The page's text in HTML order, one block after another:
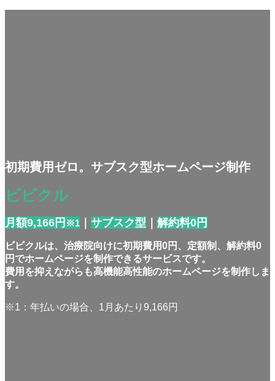
初期費用ゼロ。サブスク型ホームページ制作
ビビクル
月額9,166円 ※1 サブスク型 解約料0円
ビビクルは、治療院向けに初期費用0円、定額制、解約料0
円でホームページを制作できるサービスです。
費用を抑えながらも高機能高性能のホームページを制作しま
す。
※1：年払いの場合、1月あたり9,166円